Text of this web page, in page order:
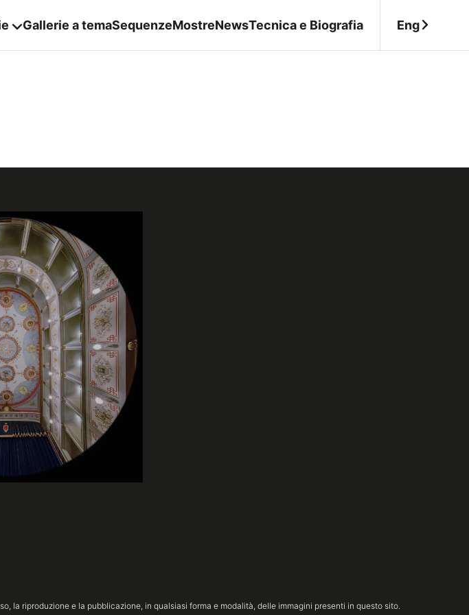
Gallerie a temaSequenzeMostreNewsTecnica e Biografia Eng
la riproduzione e la pubblicazione, in qualsiasi forma e modalità, delle immagini presenti in questo sito.